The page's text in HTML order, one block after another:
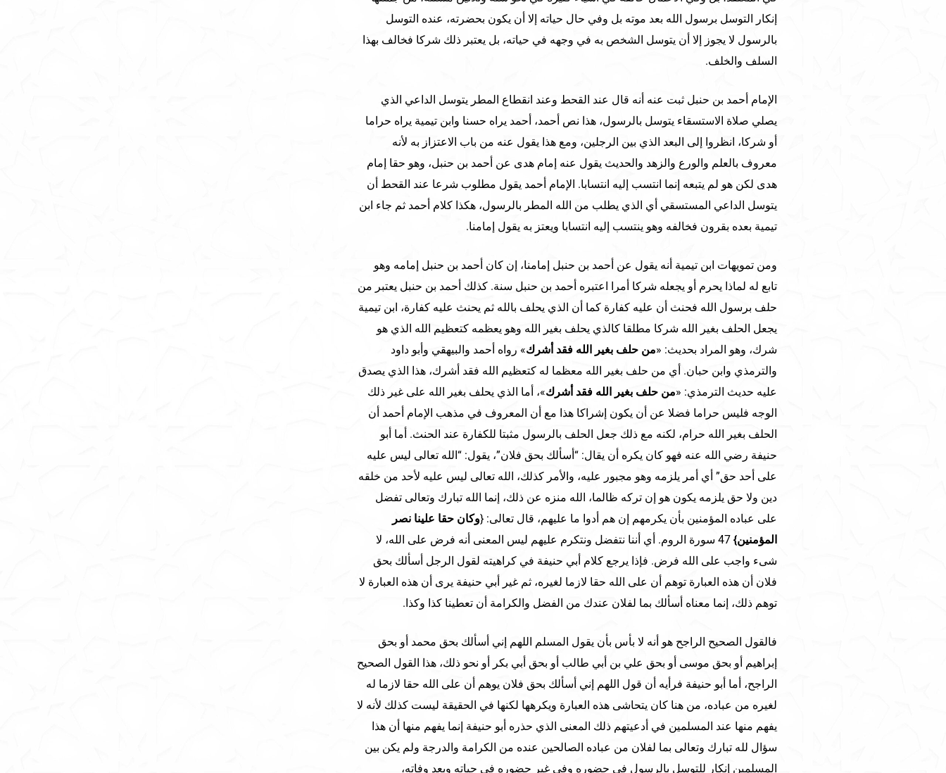
إنكار التوسل برسول الله بعد موته بل وفي حال حياته إلا أن يكون بحضرته، عنده التوسل
بالرسول لا يجوز إلا أن يتوسل الشخص به في وجهه في حياته، بل يعتبر ذلك شركا فخالف بهذا
السلف والخلف.
الإمام أحمد بن حنبل ثبت عنه أنه قال عند القحط وعند انقطاع المطر يتوسل الداعي الذي
يصلي صلاة الاستسقاء يتوسل بالرسول، هذا نص أحمد، أحمد يراه حسنا وابن تيمية يراه حراما
أو شركا، انظروا إلى البعد الذي بين الرجلين، ومع هذا يقول عنه من باب الاعتزاز به لأنه
معروف بالعلم والورع والزهد والحديث يقول عنه إمام هدى عن أحمد بن حنبل، وهو حقا إمام
هدى لكن هو لم يتبعه إنما انتسب إليه انتسابا. الإمام أحمد يقول مطلوب شرعا عند القحط أن
يتوسل الداعي المستسقي أي الذي يطلب من الله المطر بالرسول، هكذا كلام أحمد ثم جاء ابن
تيمية بعده بقرون فخالفه وهو ينتسب إليه انتسابا ويعتز به يقول إمامنا.
ومن تمويهات ابن تيمية أنه يقول عن أحمد بن حنبل إمامنا، إن كان أحمد بن حنبل إمامه وهو
تابع له لماذا يحرم أو يجعله شركا أمرا اعتبره أحمد بن حنبل سنة. كذلك أحمد بن حنبل يعتبر من
حلف برسول الله فحنث أن عليه كفارة كما أن الذي يحلف بالله ثم يحنث عليه كفارة، ابن تيمية
يجعل الحلف بغير الله شركا مطلقا كالذي يحلف بغير الله وهو يعظمه كتعظيم الله الذي هو
شرك، وهو المراد بحديث: «من حلف بغير الله فقد أشرك» رواه أحمد والبيهقي وأبو داود
والترمذي وابن حبان. أي من حلف بغير الله معظما له كتعظيم الله فقد أشرك، هذا الذي يصدق
عليه حديث الترمذي: «من حلف بغير الله فقد أشرك»، أما الذي يحلف بغير الله على غير ذلك
الوجه فليس حراما فضلا عن أن يكون إشراكا هذا مع أن المعروف في مذهب الإمام أحمد أن
الحلف بغير الله حرام، لكنه مع ذلك جعل الحلف بالرسول مثبتا للكفارة عند الحنث. أما أبو
حنيفة رضي الله عنه فهو كان يكره أن يقال: “أسألك بحق فلان”، يقول: “الله تعالى ليس عليه
على أحد حق” أي أمر يلزمه وهو مجبور عليه، والأمر كذلك، الله تعالى ليس عليه لأحد من خلقه
دين ولا حق يلزمه يكون هو إن تركه ظالما، الله منزه عن ذلك، إنما الله تبارك وتعالى تفضل
على عباده المؤمنين بأن يكرمهم إن هم أدوا ما عليهم، قال تعالى: {وكان حقا علينا نصر
المؤمنين}
47 سورة الروم. أي أننا نتفضل ونتكرم عليهم ليس المعنى أنه فرض على الله، لا
شىء واجب على الله فرض. فإذا يرجع كلام أبي حنيفة في كراهيته لقول الرجل أسألك بحق
فلان أن هذه العبارة توهم أن على الله حقا لازما لغيره، ثم غير أبي حنيفة يرى أن هذه العبارة لا
توهم ذلك، إنما معناه أسألك بما لفلان عندك من الفضل والكرامة أن تعطينا كذا وكذا.
فالقول الصحيح الراجح هو أنه لا بأس بأن يقول المسلم اللهم إني أسألك بحق محمد أو بحق
إبراهيم أو بحق موسى أو بحق علي بن أبي طالب أو بحق أبي بكر أو نحو ذلك، هذا القول الصحيح
الراجح، أما أبو حنيفة فرأيه أن قول اللهم إني أسألك بحق فلان يوهم أن على الله حقا لازما له
لغيره من عباده، من هنا كان يتحاشى هذه العبارة ويكرهها لكنها في الحقيقة ليست كذلك لأنه لا
يفهم منها عند المسلمين في أدعيتهم ذلك المعنى الذي حذره أبو حنيفة إنما يفهم منها أن هذا
سؤال لله تبارك وتعالى بما لفلان من عباده الصالحين عنده من الكرامة والدرجة ولم يكن بين
المسلمين إنكار للتوسل بالرسول في حضوره وفي غير حضوره في حياته وبعد وفاته،